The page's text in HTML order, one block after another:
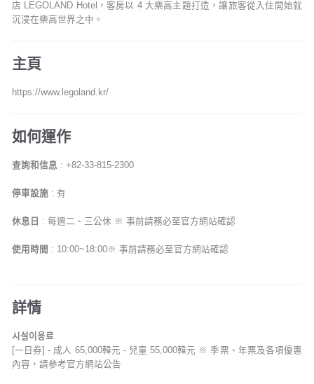
店 LEGOLAND Hotel，客房以 4 大樂高主題打造，讓旅客從入住開始就
沉浸在樂高世界之中。
主頁
https://www.legoland.kr/
如何運作
查詢和信息 : +82-33-815-2300
停車設施 : 有
休息日 : 每週二、三公休 ※ 事前請務必至官方網站確認
使用時間 : 10:00~18:00※ 事前請務必至官方網站確認
詳情
시설이용료
[一日券] - 成人 65,000韓元 - 兒童 55,000韓元 ※ 季票、年票及各項優惠
內容，請參考官方網站公告